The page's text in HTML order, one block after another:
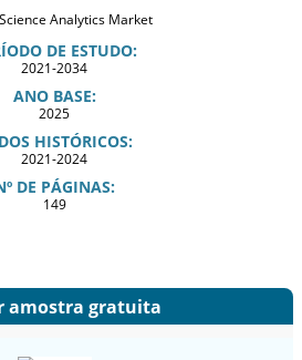
DE ESTUDO:
2021-2034
ANO BASE:
2025
HISTÓRICOS:
2021-2024
DE PÁGINAS:
149
amostra gratuita